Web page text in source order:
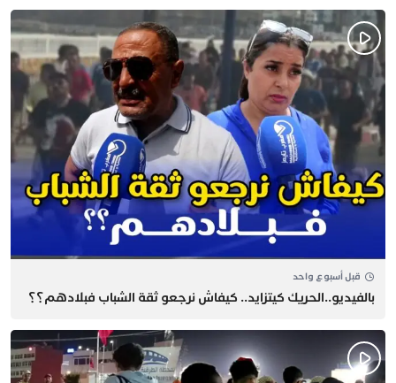
قبل أسبوع واحد
بالفيديو..الحريك كيتزايد.. كيفاش نرجعو ثقة الشباب فبلادهم؟؟